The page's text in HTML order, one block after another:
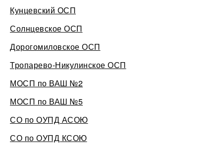
Кунцевский ОСП
Солнцевское ОСП
Дорогомиловское ОСП
Тропарево-Никулинское ОСП
МОСП по ВАШ №2
МОСП по ВАШ №5
СО по ОУПД АСОЮ
СО по ОУПД КСОЮ